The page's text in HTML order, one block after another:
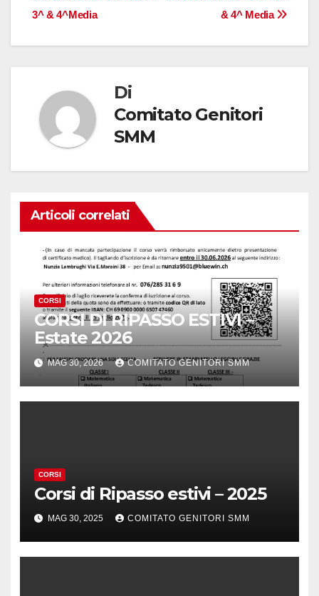
& 4^ Media
3^ & 4^Media
Di
Comitato Genitori
SMM
Articoli correlati
CORSI
CORSI DI RIPASSO ESTIVI –
Estate 2026
MAG 30, 2026 COMITATO GENITORI SMM
CORSI
Corsi di Ripasso estivi – 2025
MAG 30, 2025 COMITATO GENITORI SMM